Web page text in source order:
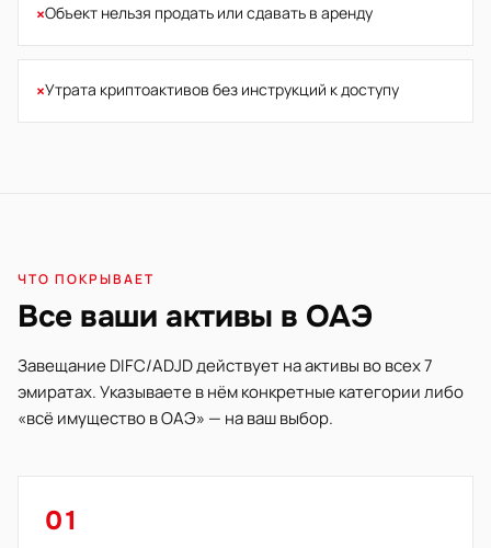
×Объект нельзя продать или сдавать в аренду
×Утрата криптоактивов без инструкций к доступу
ЧТО ПОКРЫВАЕТ
Все ваши активы в ОАЭ
Завещание DIFC/ADJD действует на активы во всех 7
эмиратах. Указываете в нём конкретные категории либо
«всё имущество в ОАЭ» — на ваш выбор.
01